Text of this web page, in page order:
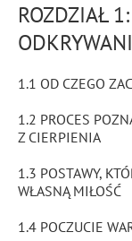
ROZDZIAŁ
1.1 OD CZEGO
1.2 PROCES
Z CIERPIENIA
1.3 POSTAWY,
WŁASNĄ MIŁOŚĆ
1.4 POCZUCIE